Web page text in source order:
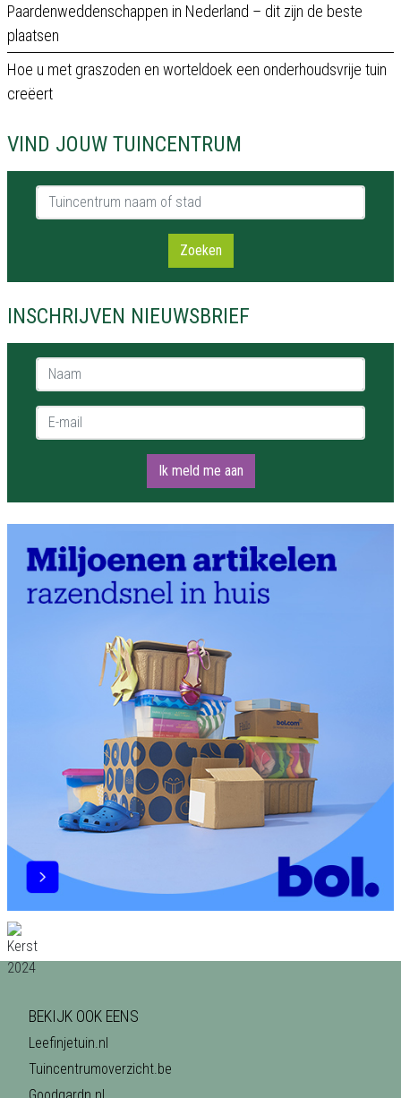
Paardenweddenschappen in Nederland – dit zijn de beste
plaatsen
Hoe u met graszoden en worteldoek een onderhoudsvrije tuin
creëert
VIND JOUW TUINCENTRUM
Tuincentrum naam of stad
Zoeken
INSCHRIJVEN NIEUWSBRIEF
Naam *
E-mail *
Ik meld me aan
BEKIJK OOK EENS
Leefinjetuin.nl
Tuincentrumoverzicht.be